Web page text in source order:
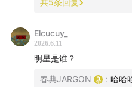
共5条回复
Elcucuy_
2026.6.11
明星是谁？
春典JARGON : 哈哈